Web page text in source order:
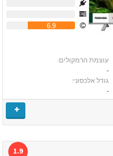
6.9
עוצמת הרמקולים:
-
גודל אלכסוני:
-
1.9